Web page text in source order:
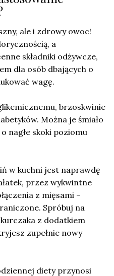
ale i zdrowy owoc!
a
składniki odżywcze,
dla osób dbających o
wagę.
brzoskwinie
Można je śmiało
nagłe skoki poziomu
w kuchni jest naprawdę
przez wykwintne
z mięsami –
Spróbuj na
z dodatkiem
zupełnie nowy
diety przynosi